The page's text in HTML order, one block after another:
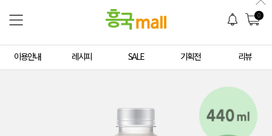
0
이용안내 레시피 SALE 기획전 리뷰